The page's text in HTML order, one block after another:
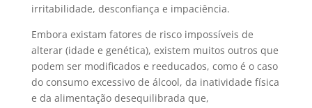
irritabilidade, desconfiança e impaciência.
Embora existam fatores de risco impossíveis de
alterar (idade e genética), existem muitos outros que
podem ser modificados e reeducados, como é o caso
do consumo excessivo de álcool, da inatividade física
e da alimentação desequilibrada que,